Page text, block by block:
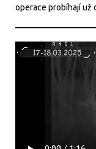
operace probíhají už